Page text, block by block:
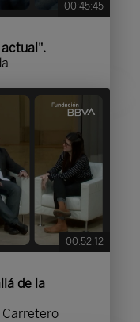
00:45:45
00:52:12
de la
Carretero